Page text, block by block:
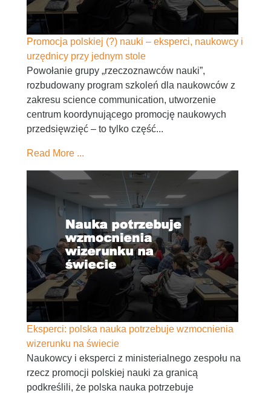
Promocja polskiej (?) nauki – eksperci, naukowcy i
urzędnicy przy jednym stole
Powołanie grupy „rzeczoznawców nauki”,
rozbudowany program szkoleń dla naukowców z
zakresu science communication, utworzenie
centrum koordynującego promocję naukowych
przedsięwzięć – to tylko część...
Read More ...
Eksperci: polska nauka potrzebuje wzmocnienia
wizerunku na świecie
Naukowcy i eksperci z ministerialnego zespołu na
rzecz promocji polskiej nauki za granicą
podkreślili, że polska nauka potrzebuje